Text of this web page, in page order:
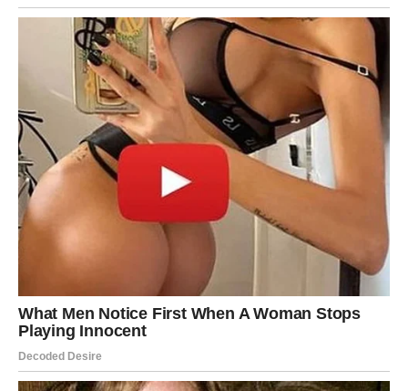
slabost – ona jetvoja supermoć, ali sada pod kontrolom.
Ova emocionalna zrelost daje ti snagu koju niko ne može
lako poljuljati.
Posao i svrha: Snove pretvarate u
realnost
Na poslovnom planu, Ribe su često lutale između snova i
stvarnosti. Imao si ideje, vizije i talente, ali ti je ponekad
nedostajala struktura ili samopouzdanje da ih sprovedeš.
Prošlost te je naučila da talenat bez granica može ostati
neiskorišćen.
Sada se to menja.